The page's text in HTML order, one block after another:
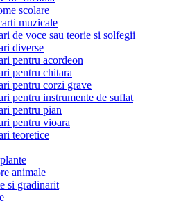
scolare
muzicale
de voce sau teorie si solfegii
diverse
pentru acordeon
pentru chitara
pentru corzi grave
pentru instrumente de suflat
pentru pian
pentru vioara
teoretice
animale
si gradinarit